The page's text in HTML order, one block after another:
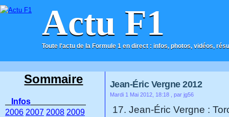
Actu F1
Toute l'actu de la Formule 1 en direct : infos, photos, vidéos,
ACCUEIL CONTACT
Jean-Éric Vergne 2012
Mardi 1 Mai 2012, 18:18 , par jg56
17. Jean-Éric Vergne :
Sommaire
Infos
2006 2007 2008 2009